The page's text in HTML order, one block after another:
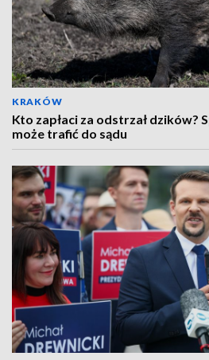
KRAKÓW
Kto zapłaci za odstrzał dzików?
może trafić do sądu